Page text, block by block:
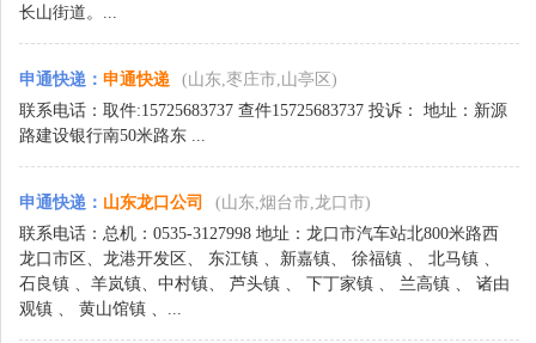
长山街道。...
申通快递 ： 申通快递
(山东,枣庄市,山亭区)
联系电话：取件:15725683737 查件15725683737 投诉： 地址：新源
路建设银行南50米路东 ...
申通快递 ： 山东龙口公司
(山东,烟台市,龙口市)
联系电话：总机：0535-3127998 地址：龙口市汽车站北800米路西
龙口市区、龙港开发区、 东江镇 、新嘉镇、 徐福镇 、 北马镇 、
石良镇 、羊岚镇、中村镇、 芦头镇 、 下丁家镇 、 兰高镇 、 诸由
观镇 、 黄山馆镇 、...